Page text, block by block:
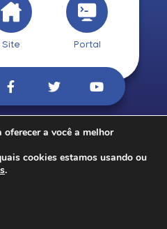
Site Portal
CobCred.a você a melhor
cookies estamos usando ou
.